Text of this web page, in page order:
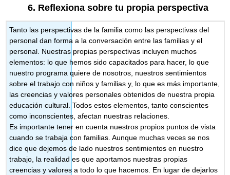
6. Reflexiona sobre tu propia perspectiva
Tanto las perspectivas de la familia como las perspectivas del
personal dan forma a la conversación entre las familias y el
personal. Nuestras propias perspectivas incluyen muchos
elementos: lo que hemos sido capacitados para hacer, lo que
nuestro programa quiere de nosotros, nuestros sentimientos
sobre el trabajo con niños y familias y, lo que es más importante,
las creencias y valores personales obtenidos de nuestra propia
educación cultural. Todos estos elementos, tanto conscientes
como inconscientes, afectan nuestras relaciones.
Es importante tener en cuenta nuestros propios puntos de vista
cuando se trabaja con familias. Aunque muchas veces se nos
dice que dejemos de lado nuestros sentimientos en nuestro
trabajo, la realidad es que aportamos nuestras propias
creencias y valores a todo lo que hacemos. En lugar de dejarlos